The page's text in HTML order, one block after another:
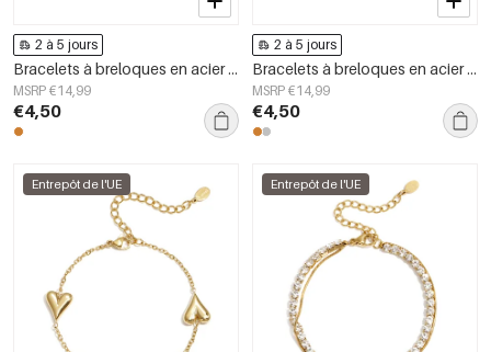
2 à 5 jours
Bracelets à breloques en acier inoxydable plaqué or 14 carats, collection Star Daily Simple, bijoux pour femmes
MSRP €14,99
€4,50
2 à 5 jours
Bracelets à breloques en acier inoxydable plaqué or 14 carats, collection Trèfle, style simple et quotidien, bijoux pour femmes
MSRP €14,99
€4,50
Entrepôt de l'UE Entrepôt de l'UE